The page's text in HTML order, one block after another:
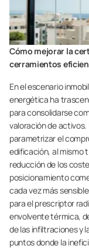
Cómo mejorar la
cerramientos
En el escenario
energética ha
para consolidarse
valoración de
parametrizar el
edificación, al mismo
reducción de los
posicionamiento
cada vez más
para el prescriptor
envolvente térmica,
de las infiltraciones y
puntos donde la